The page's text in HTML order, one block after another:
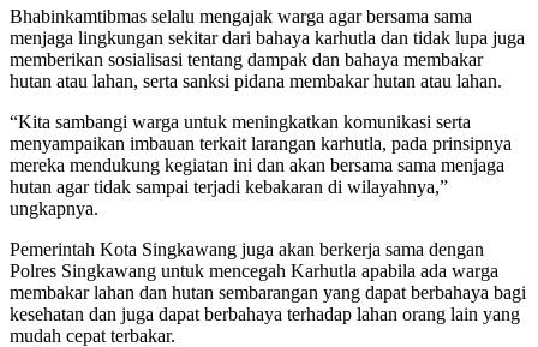
Bhabinkamtibmas selalu mengajak warga agar bersama sama
menjaga lingkungan sekitar dari bahaya karhutla dan tidak lupa juga
memberikan sosialisasi tentang dampak dan bahaya membakar
hutan atau lahan, serta sanksi pidana membakar hutan atau lahan.
“Kita sambangi warga untuk meningkatkan komunikasi serta
menyampaikan imbauan terkait larangan karhutla, pada prinsipnya
mereka mendukung kegiatan ini dan akan bersama sama menjaga
hutan agar tidak sampai terjadi kebakaran di wilayahnya,”
ungkapnya.
Pemerintah Kota Singkawang juga akan berkerja sama dengan
Polres Singkawang untuk mencegah Karhutla apabila ada warga
membakar lahan dan hutan sembarangan yang dapat berbahaya bagi
kesehatan dan juga dapat berbahaya terhadap lahan orang lain yang
mudah cepat terbakar.